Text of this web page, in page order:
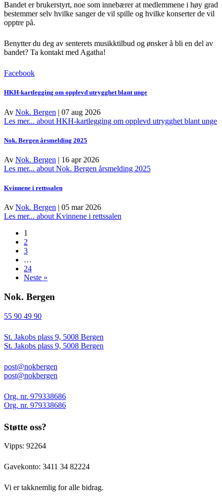
Bandet er brukerstyrt, noe som innebærer at medlemmene i høy grad
bestemmer selv hvilke sanger de vil spille og hvilke konserter de vil
opptre på.
Benytter du deg av senterets musikktilbud og ønsker å bli en del av
bandet? Ta kontakt med Agatha!
Facebook
HKH-kartlegging om opplevd utrygghet blant unge
Av Nok. Bergen | 07 aug 2026
Les mer... about HKH-kartlegging om opplevd utrygghet blant unge
Nok. Bergen årsmelding 2025
Av Nok. Bergen | 16 apr 2026
Les mer... about Nok. Bergen årsmelding 2025
Kvinnene i rettssalen
Av Nok. Bergen | 05 mar 2026
Les mer... about Kvinnene i rettssalen
1
2
3
…
24
Neste »
Nok. Bergen
55 90 49 90
St. Jakobs plass 9, 5008 Bergen
St. Jakobs plass 9, 5008 Bergen
post@nokbergen
post@nokbergen
Org. nr. 979338686
Org. nr. 979338686
Støtte oss?
Vipps: 92264
Gavekonto: 3411 34 82224
Vi er takknemlig for alle bidrag.